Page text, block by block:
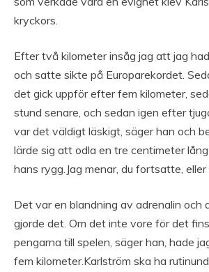
kryckors.
Efter två kilometer insåg jag att jag
och satte sikte på Europarekordet.
det gick uppför efter fem kilometer,
stund senare, och sedan igen efter
var det väldigt läskigt, säger han och
lärde sig att odla en tre centimeter
hans rygg.Jag menar, du fortsatte, eller
Det var en blandning av adrenalin och
gjorde det. Om det inte vore för det
pengarna till spelen, säger han, hade
fem kilometer.Karlström ska ha